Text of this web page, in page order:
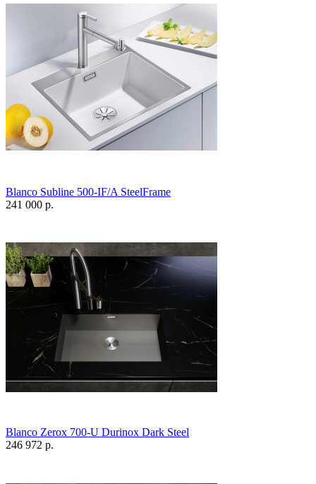
Blanco Subline 500-IF/A SteelFrame
241 000 р.
Blanco Zerox 700-U Durinox Dark Steel
246 972 р.